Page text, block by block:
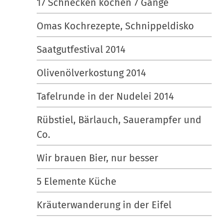
Omas Kochrezepte, Schnippeldisko
Saatgutfestival 2014
Olivenölverkostung 2014
Tafelrunde in der Nudelei 2014
Rübstiel, Bärlauch, Sauerampfer und
Co.
Wir brauen Bier, nur besser
5 Elemente Küche
Kräuterwanderung in der Eifel